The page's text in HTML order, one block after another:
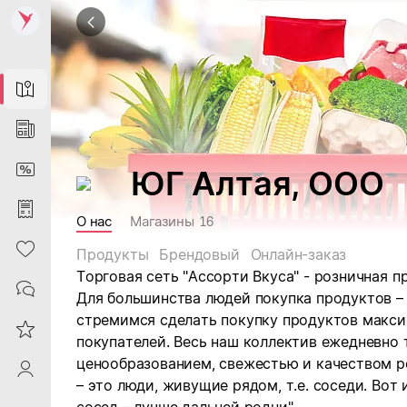
Map
News
DiscountCard
Purchases
Heart
Contacts
Reviews
ProfileSaby
ЮГ Алтая, ООО
О нас Магазины 16
Продукты Брендовый
Онлайн-заказ
Торговая сеть "Ассорти Вкуса" - розничная
Для большинства людей покупка продуктов
стремимся сделать покупку продуктов
покупателей. Весь наш коллектив
ценообразованием, свежестью и качеством
– это люди, живущие рядом, т.е. соседи. Вот